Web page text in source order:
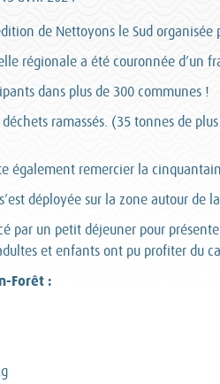
de Nettoyons le Sud
régionale a été couronnée d’un
dans plus de 300 communes !
ramassés. (35 tonnes de
également remercier la
déployée sur la zone autour de
par un petit déjeuner pour
et enfants ont pu profiter du
Forêt :